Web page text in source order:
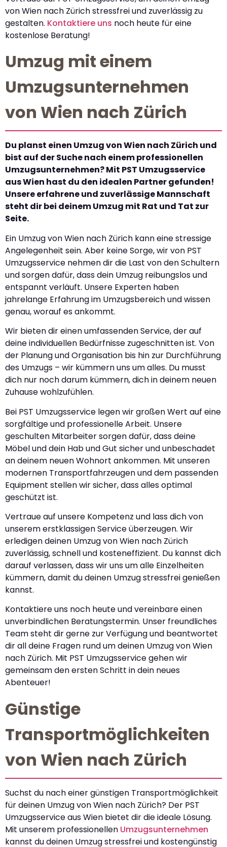
von Wien nach Zürich stressfrei und zuverlässig zu
gestalten. Kontaktiere uns noch heute für eine
kostenlose Beratung!
Umzug mit einem
Umzugsunternehmen
von Wien nach Zürich
Du planst einen Umzug von Wien nach Zürich und
bist auf der Suche nach einem professionellen
Umzugsunternehmen? Mit PST Umzugsservice
aus Wien hast du den idealen Partner gefunden!
Unsere erfahrene und zuverlässige Mannschaft
steht dir bei deinem Umzug mit Rat und Tat zur
Seite.
Ein Umzug von Wien nach Zürich kann eine stressige
Angelegenheit sein. Aber keine Sorge, wir von PST
Umzugsservice nehmen dir die Last von den Schultern
und sorgen dafür, dass dein Umzug reibungslos und
entspannt verläuft. Unsere Experten haben
jahrelange Erfahrung im Umzugsbereich und wissen
genau, worauf es ankommt.
Wir bieten dir einen umfassenden Service, der auf
deine individuellen Bedürfnisse zugeschnitten ist. Von
der Planung und Organisation bis hin zur Durchführung
des Umzugs – wir kümmern uns um alles. Du musst
dich nur noch darum kümmern, dich in deinem neuen
Zuhause wohlzufühlen.
Bei PST Umzugsservice legen wir großen Wert auf eine
sorgfältige und professionelle Arbeit. Unsere
geschulten Mitarbeiter sorgen dafür, dass deine
Möbel und dein Hab und Gut sicher und unbeschadet
an deinem neuen Wohnort ankommen. Mit unseren
modernen Transportfahrzeugen und dem passenden
Equipment stellen wir sicher, dass alles optimal
geschützt ist.
Vertraue auf unsere Kompetenz und lass dich von
unserem erstklassigen Service überzeugen. Wir
erledigen deinen Umzug von Wien nach Zürich
zuverlässig, schnell und kosteneffizient. Du kannst dich
darauf verlassen, dass wir uns um alle Einzelheiten
kümmern, damit du deinen Umzug stressfrei genießen
kannst.
Kontaktiere uns noch heute und vereinbare einen
unverbindlichen Beratungstermin. Unser freundliches
Team steht dir gerne zur Verfügung und beantwortet
dir all deine Fragen rund um deinen Umzug von Wien
nach Zürich. Mit PST Umzugsservice gehen wir
gemeinsam den ersten Schritt in dein neues
Abenteuer!
Günstige
Transportmöglichkeiten
von Wien nach Zürich
Suchst du nach einer günstigen Transportmöglichkeit
für deinen Umzug von Wien nach Zürich? Der PST
Umzugsservice aus Wien bietet dir die ideale Lösung.
Mit unserem professionellen Umzugsunternehmen
kannst du deinen Umzug stressfrei und kostengünstig